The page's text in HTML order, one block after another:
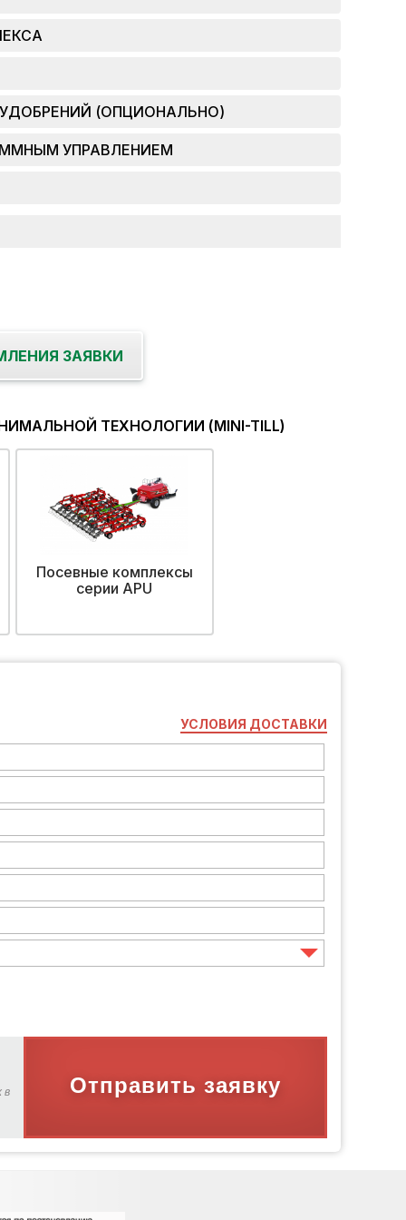
(ОПЦИОНАЛЬНО)
УПРАВЛЕНИЕМ
ЗАЯВКИ
ТЕХНОЛОГИИ (MINI-TILL)
Посевные комплексы
серии АРU
УСЛОВИЯ ДОСТАВКИ
в Отправить заявку